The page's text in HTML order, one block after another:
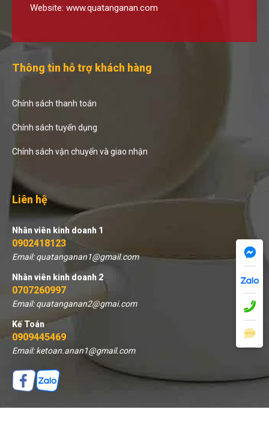
Website: www.quatanganan.com
Thông tin hỗ trợ khách hàng
Chính sách thanh toán
Chính sách tuyển dụng
Chính sách vận chuyển và giao nhận
Liên hệ
Nhân viên kinh doanh 1
0902418123
Email: quatanganan1@gmail.com
Nhân viên kinh doanh 2
0707260997
Email: quatanganan2@gmai.com
Kế Toán
0909445469
Email: ketoan.anan1@gmail.com